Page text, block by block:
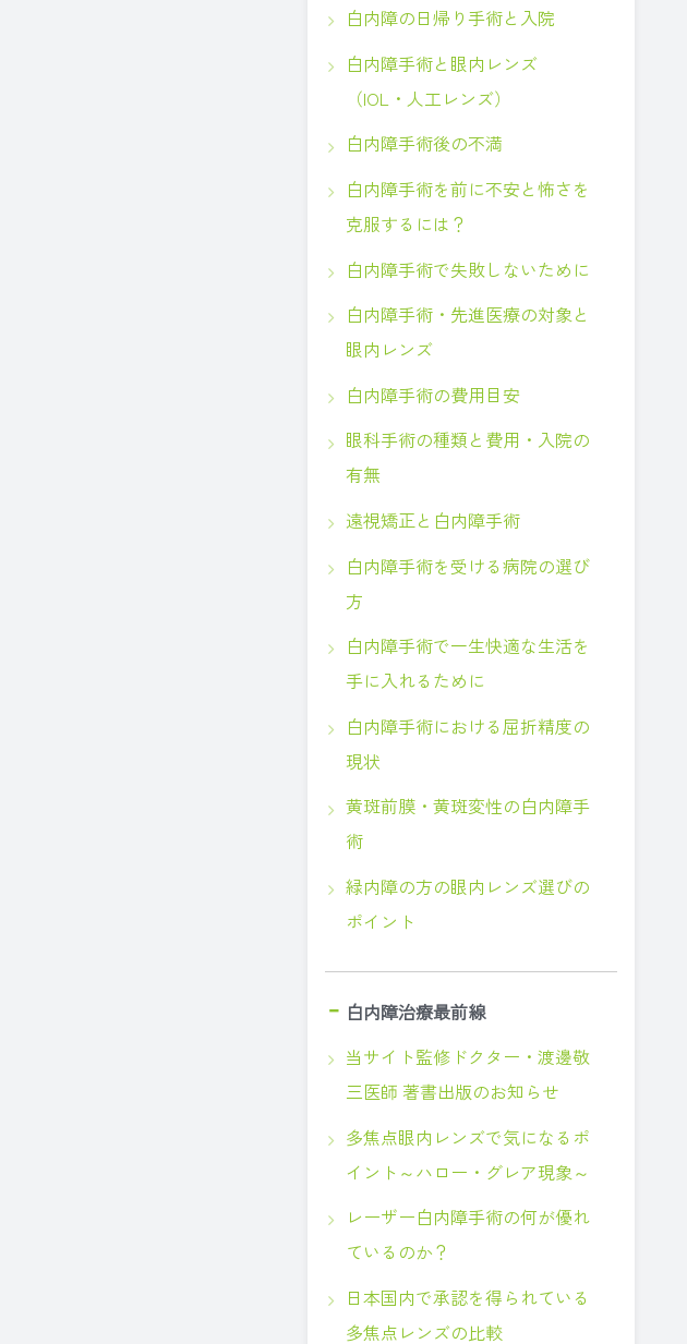
白内障の日帰り手術と入院
白内障手術と眼内レンズ
（IOL・人工レンズ）
白内障手術後の不満
白内障手術を前に不安と怖さを
克服するには？
白内障手術で失敗しないために
白内障手術・先進医療の対象と
眼内レンズ
白内障手術の費用目安
眼科手術の種類と費用・入院の
有無
遠視矯正と白内障手術
白内障手術を受ける病院の選び
方
白内障手術で一生快適な生活を
手に入れるために
白内障手術における屈折精度の
現状
黄斑前膜・黄斑変性の白内障手
術
緑内障の方の眼内レンズ選びの
ポイント
白内障治療最前線
当サイト監修ドクター・渡邊敬
三医師 著書出版のお知らせ
多焦点眼内レンズで気になるポ
イント～ハロー・グレア現象～
レーザー白内障手術の何が優れ
ているのか？
日本国内で承認を得られている
多焦点レンズの比較